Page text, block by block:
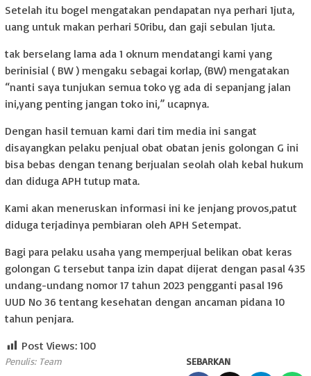
Setelah itu bogel mengatakan pendapatan nya perhari 1juta,
uang untuk makan perhari 50ribu, dan gaji sebulan 1juta.
tak berselang lama ada 1 oknum mendatangi kami yang
berinisial ( BW ) mengaku sebagai korlap, (BW) mengatakan
“nanti saya tunjukan semua toko yg ada di sepanjang jalan
ini,yang penting jangan toko ini,” ucapnya.
Dengan hasil temuan kami dari tim media ini sangat
disayangkan pelaku penjual obat obatan jenis golongan G ini
bisa bebas dengan tenang berjualan seolah olah kebal hukum
dan diduga APH tutup mata.
Kami akan meneruskan informasi ini ke jenjang provos,patut
diduga terjadinya pembiaran oleh APH Setempat.
Bagi para pelaku usaha yang memperjual belikan obat keras
golongan G tersebut tanpa izin dapat dijerat dengan pasal 435
undang-undang nomor 17 tahun 2023 pengganti pasal 196
UUD No 36 tentang kesehatan dengan ancaman pidana 10
tahun penjara.
Post Views: 100
Penulis: Team SEBARKAN